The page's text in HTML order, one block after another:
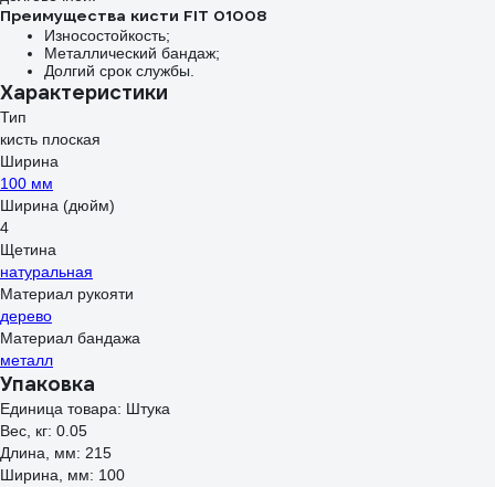
Преимущества кисти FIT 01008
Износостойкость;
Металлический бандаж;
Долгий срок службы.
Характеристики
Тип
кисть плоская
Ширина
100 мм
Ширина (дюйм)
4
Щетина
натуральная
Материал рукояти
дерево
Материал бандажа
металл
Упаковка
Единица товара: Штука
Вес, кг: 0.05
Длина, мм: 215
Ширина, мм: 100